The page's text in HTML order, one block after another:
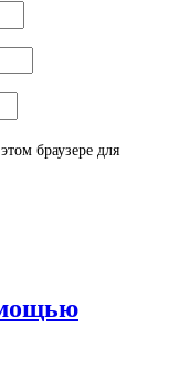
браузере для